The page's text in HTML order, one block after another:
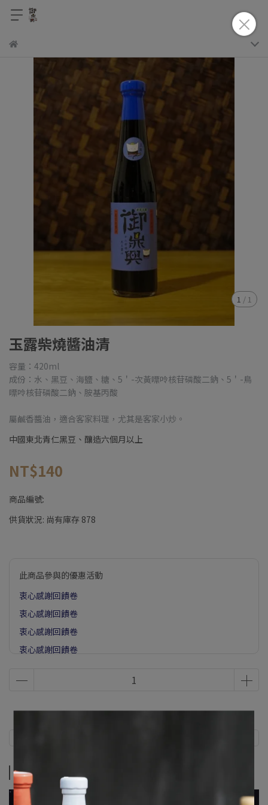
1 / 1
玉露柴燒醬油清
容量：420ml
成份：水、黑豆、海鹽、糖、5＇-次黃嘌呤核苷磷酸二鈉、5＇-鳥
嘌呤核苷磷酸二鈉、胺基丙酸
屬鹹香醬油，適合客家料理，尤其是客家小炒。
中國東北青仁黑豆、釀造六個月以上
NT$140
商品編號:
供貨狀況: 尚有庫存 878
此商品參與的優惠活動
衷心感謝回饋卷
衷心感謝回饋卷
衷心感謝回饋卷
衷心感謝回饋卷
產品特色